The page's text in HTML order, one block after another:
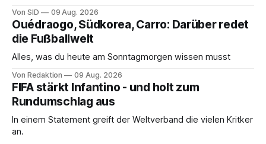
Von SID 09 Aug. 2026
Ouédraogo, Südkorea, Carro: Darüber redet
die Fußballwelt
Alles, was du heute am Sonntagmorgen wissen musst
Von Redaktion 09 Aug. 2026
FIFA stärkt Infantino - und holt zum
Rundumschlag aus
In einem Statement greift der Weltverband die vielen Kritker
an.